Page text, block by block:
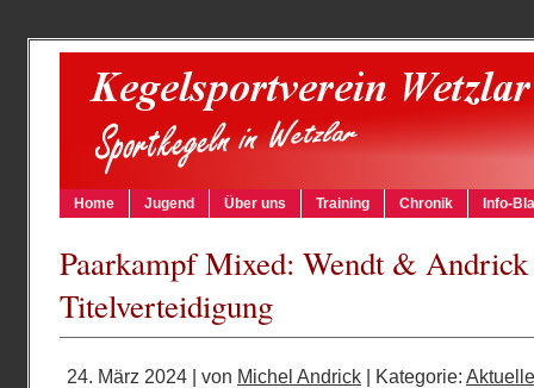
Home Jugend Über uns Training Chronik Info-
Paarkampf Mixed: Wendt & Andrick
Titelverteidigung
24. März 2024 | von Michel Andrick | Kategorie: